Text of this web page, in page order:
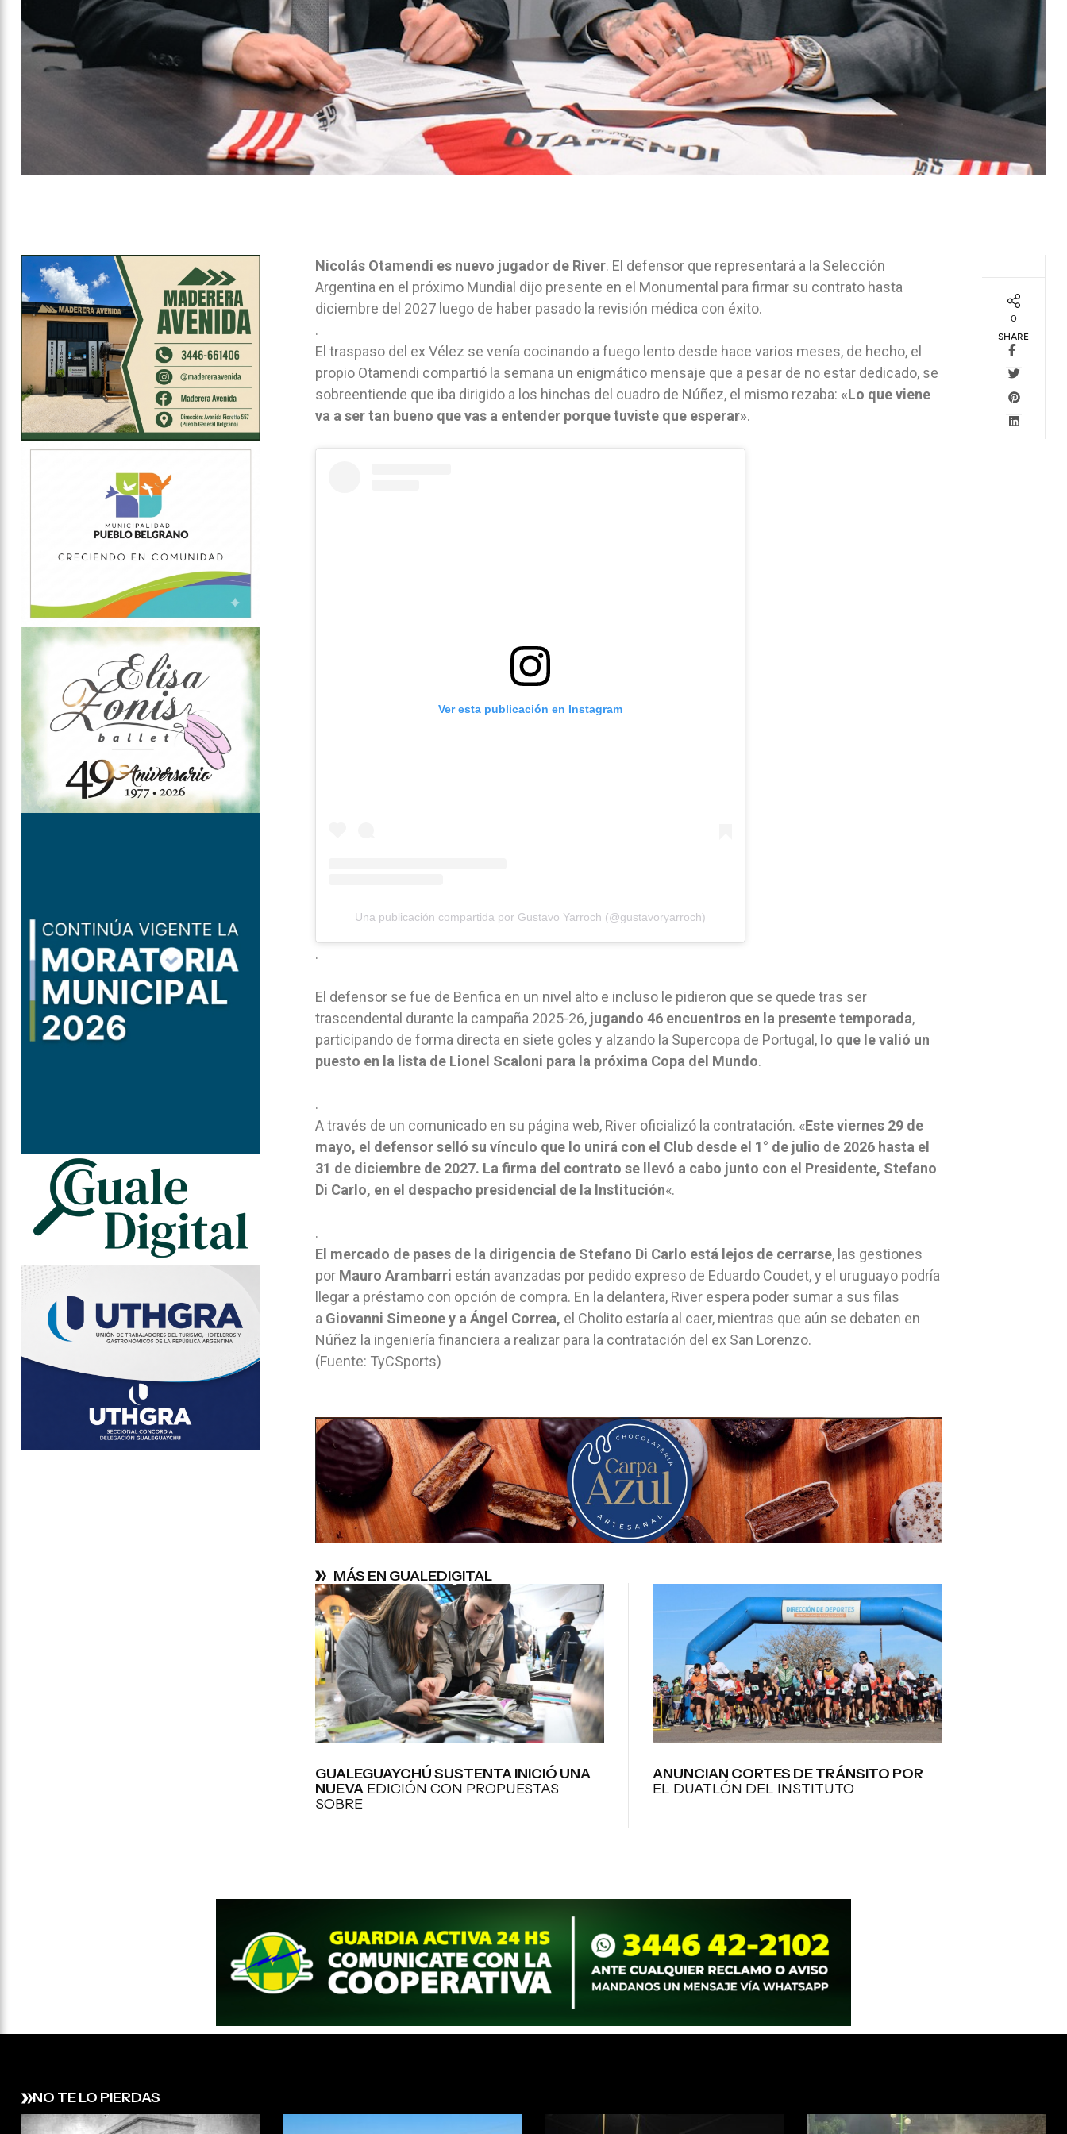
Nicolás Otamendi es nuevo jugador de River. El defensor que representará a la Selección
Argentina en el próximo Mundial dijo presente en el Monumental para firmar su contrato hasta
diciembre del 2027 luego de haber pasado la revisión médica con éxito.
.
El traspaso del ex Vélez se venía cocinando a fuego lento desde hace varios meses, de hecho, el
propio Otamendi compartió la semana un enigmático mensaje que a pesar de no estar dedicado, se
sobreentiende que iba dirigido a los hinchas del cuadro de Núñez, el mismo rezaba: «Lo que viene
va a ser tan bueno que vas a entender porque tuviste que esperar».
Ver esta publicación en Instagram
Una publicación compartida por Gustavo Yarroch (@gustavoryarroch)
.
El defensor se fue de Benfica en un nivel alto e incluso le pidieron que se quede tras ser
trascendental durante la campaña 2025-26, jugando 46 encuentros en la presente temporada,
participando de forma directa en siete goles y alzando la Supercopa de Portugal, lo que le valió un
puesto en la lista de Lionel Scaloni para la próxima Copa del Mundo.
.
A través de un comunicado en su página web, River oficializó la contratación. «Este viernes 29 de
mayo, el defensor selló su vínculo que lo unirá con el Club desde el 1° de julio de 2026 hasta el
31 de diciembre de 2027. La firma del contrato se llevó a cabo junto con el Presidente, Stefano
Di Carlo, en el despacho presidencial de la Institución«.
.
El mercado de pases de la dirigencia de Stefano Di Carlo está lejos de cerrarse, las gestiones
por Mauro Arambarri están avanzadas por pedido expreso de Eduardo Coudet, y el uruguayo podría
llegar a préstamo con opción de compra. En la delantera, River espera poder sumar a sus filas
a Giovanni Simeone y a Ángel Correa, el Cholito estaría al caer, mientras que aún se debaten en
Núñez la ingeniería financiera a realizar para la contratación del ex San Lorenzo.
(Fuente: TyCSports)
MÁS EN GUALEDIGITAL
GUALEGUAYCHÚ SUSTENTA INICIÓ UNA
NUEVA EDICIÓN CON PROPUESTAS
SOBRE
ANUNCIAN CORTES DE TRÁNSITO POR
EL DUATLÓN DEL INSTITUTO
0
SHARE
NO TE LO PIERDAS